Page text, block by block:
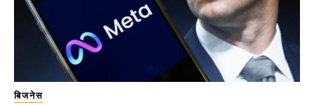
बिजनेस